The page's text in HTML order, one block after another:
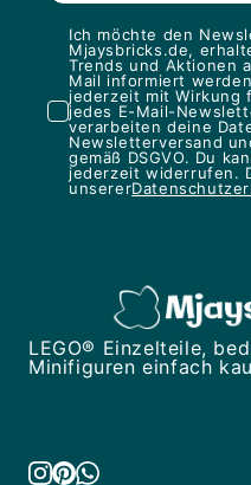
Ich möchte den
Mjaysbricks.de,
Trends und Aktionen
Mail informiert
jederzeit mit Wirkung
jedes E-Mail-
verarbeiten deine
Newsletterversand
gemäß DSGVO. Du
jederzeit widerrufen.
unserer
LEGO® Einzelteile,
Minifiguren einfach